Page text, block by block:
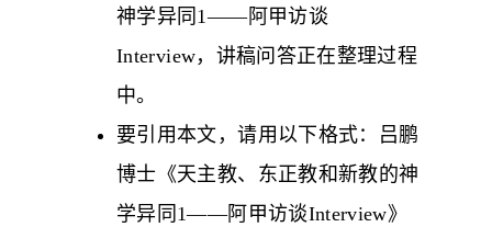
神学异同1——阿甲访谈
Interview，讲稿问答正在整理过程
中。
要引用本文，请用以下格式：吕鹏
博士《天主教、东正教和新教的神
学异同1——阿甲访谈Interview》